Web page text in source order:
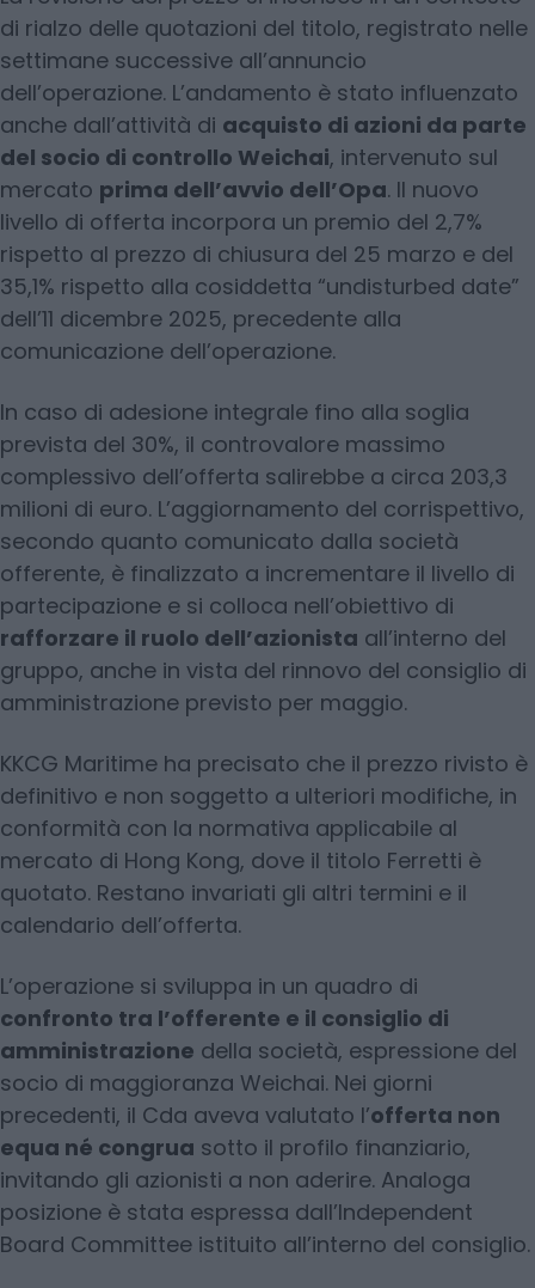
di rialzo delle quotazioni del titolo, registrato nelle
settimane successive all’annuncio
dell’operazione. L’andamento è stato influenzato
anche dall’attività di acquisto di azioni da parte
del socio di controllo Weichai, intervenuto sul
mercato prima dell’avvio dell’Opa. Il nuovo
livello di offerta incorpora un premio del 2,7%
rispetto al prezzo di chiusura del 25 marzo e del
35,1% rispetto alla cosiddetta “undisturbed date”
dell’11 dicembre 2025, precedente alla
comunicazione dell’operazione.
In caso di adesione integrale fino alla soglia
prevista del 30%, il controvalore massimo
complessivo dell’offerta salirebbe a circa 203,3
milioni di euro. L’aggiornamento del corrispettivo,
secondo quanto comunicato dalla società
offerente, è finalizzato a incrementare il livello di
partecipazione e si colloca nell’obiettivo di
rafforzare il ruolo dell’azionista all’interno del
gruppo, anche in vista del rinnovo del consiglio di
amministrazione previsto per maggio.
KKCG Maritime ha precisato che il prezzo rivisto è
definitivo e non soggetto a ulteriori modifiche, in
conformità con la normativa applicabile al
mercato di Hong Kong, dove il titolo Ferretti è
quotato. Restano invariati gli altri termini e il
calendario dell’offerta.
L’operazione si sviluppa in un quadro di
confronto tra l’offerente e il consiglio di
amministrazione della società, espressione del
socio di maggioranza Weichai. Nei giorni
precedenti, il Cda aveva valutato l’offerta non
equa né congrua sotto il profilo finanziario,
invitando gli azionisti a non aderire. Analoga
posizione è stata espressa dall’Independent
Board Committee istituito all’interno del consiglio.